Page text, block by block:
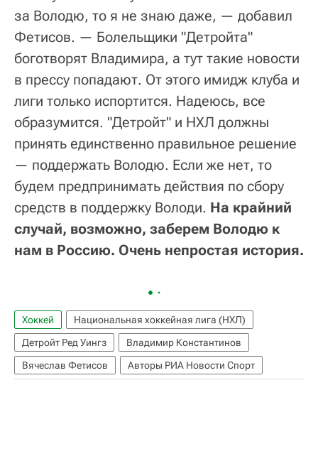
за Володю, то я не знаю даже, — добавил
Фетисов. — Болельщики "Детройта"
боготворят Владимира, а тут такие новости
в прессу попадают. От этого имидж клуба и
лиги только испортится. Надеюсь, все
образумится. "Детройт" и НХЛ должны
принять единственно правильное решение
— поддержать Володю. Если же нет, то
будем предпринимать действия по сбору
средств в поддержку Володи. На крайний
случай, возможно, заберем Володю к
нам в Россию. Очень непростая история.
Хоккей
Национальная хоккейная лига (НХЛ)
Детройт Ред Уингз
Владимир Константинов
Вячеслав Фетисов
Авторы РИА Новости Спорт